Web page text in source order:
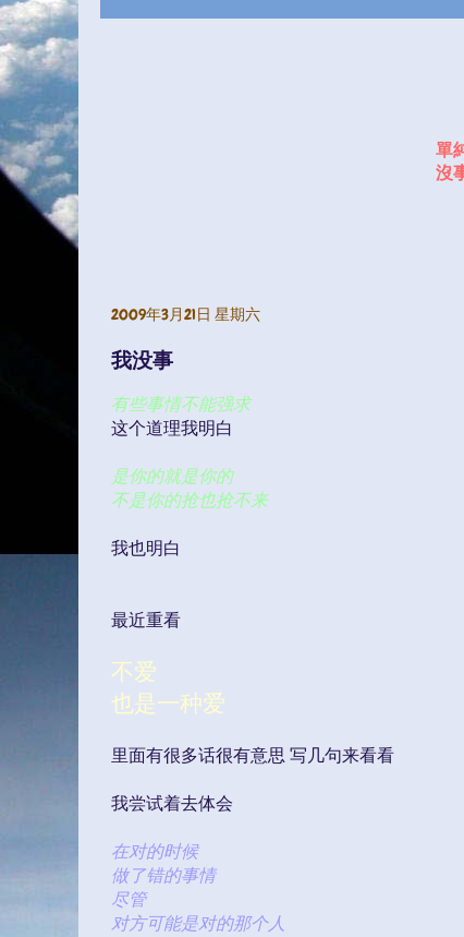
單
沒
2009年3月21日 星期六
我没事
有些事情不能强求
这个道理我明白
是你的就是你的
不是你的抢也抢不来
我也明白
最近重看
不爱
也是一种爱
里面有很多话很有意思 写几句来看看
我尝试着去体会
在对的时候
做了错的事情
尽管
对方可能是对的那个人